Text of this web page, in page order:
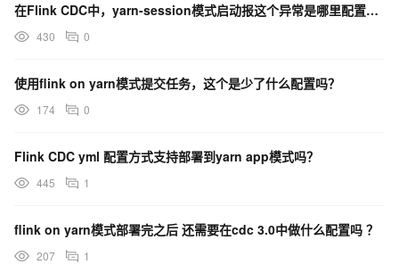
在Flink CDC中，yarn-session模式启动报这个异常是哪里配置不对呢 ？
430 0
使用flink on yarn模式提交任务，这个是少了什么配置吗？
174 0
Flink CDC yml 配置方式支持部署到yarn app模式吗？
445 1
flink on yarn模式部署完之后 还需要在cdc 3.0中做什么配置吗 ？
207 1